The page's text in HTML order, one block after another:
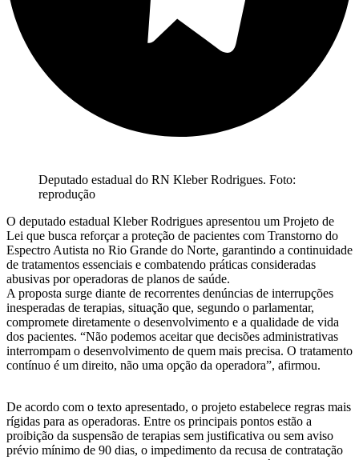
Deputado estadual do RN Kleber Rodrigues. Foto:
reprodução
O deputado estadual Kleber Rodrigues apresentou um Projeto de
Lei que busca reforçar a proteção de pacientes com Transtorno do
Espectro Autista no Rio Grande do Norte, garantindo a continuidade
de tratamentos essenciais e combatendo práticas consideradas
abusivas por operadoras de planos de saúde.
A proposta surge diante de recorrentes denúncias de interrupções
inesperadas de terapias, situação que, segundo o parlamentar,
compromete diretamente o desenvolvimento e a qualidade de vida
dos pacientes. “Não podemos aceitar que decisões administrativas
interrompam o desenvolvimento de quem mais precisa. O tratamento
contínuo é um direito, não uma opção da operadora”, afirmou.
De acordo com o texto apresentado, o projeto estabelece regras mais
rígidas para as operadoras. Entre os principais pontos estão a
proibição da suspensão de terapias sem justificativa ou sem aviso
prévio mínimo de 90 dias, o impedimento da recusa de contratação